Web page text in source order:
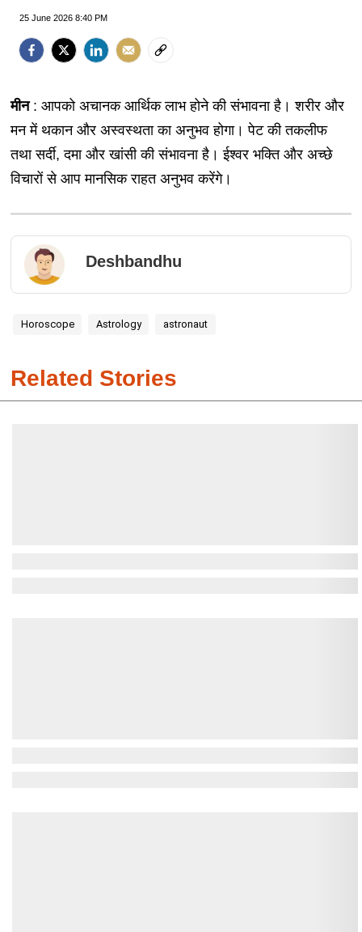
25 June 2026 8:40 PM
मीन: आपको अचानक आर्थिक लाभ होने की संभावना है। शरीर और
मन में थकान और अस्वस्थता का अनुभव होगा। पेट की तकलीफ
तथा सर्दी, दमा और खांसी की संभावना है। ईश्वर भक्ति और अच्छे
विचारों से आप मानसिक राहत अनुभव करेंगे।
Deshbandhu
Horoscope Astrology astronaut
Related Stories